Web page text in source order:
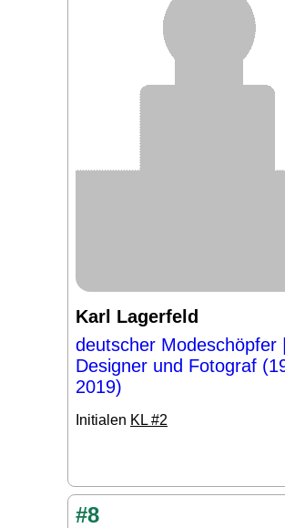
Karl Lagerfeld
deutscher Modeschöpfer |
Designer und Fotograf
2019)
Initialen KL #2
#8